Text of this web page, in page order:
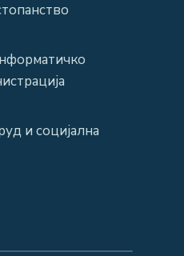
и социјална